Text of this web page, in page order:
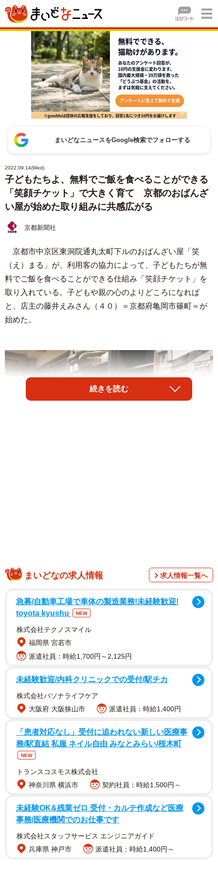
まいどなニュースをGoogle検索でフォローする
2022.09.14(Wed)
子どもたちよ、無料でご飯を食べることができる
「笑顔チケット」で大きく育て 京都のおばんざ
い屋が始めた取り組みに共感広がる
京都新聞社
京都市中京区東洞院通丸太町下ルのおばんざい屋「笑
（え）まる」が、利用客の協力によって、子どもたちが無
料でご飯を食べることができる仕組み「笑顔チケット」を
取り入れている。子どもや親の心のよりどころになれば
と、店主の藤井えみさん（４０）＝京都府亀岡市篠町＝が
始めた。
家で独りでご飯を食べるのが寂しい、何らかの理由でご
飯が食べられないなど、さまざまな事情を抱えた子どもた
ちにご飯を食べてもらいたいと３月下旬に始めた。趣旨に
賛同した利用客が食事とは別に１枚３００円でチケットを
購入し、店内にある壁のボードにチケットを貼る。子ども
は来店時、チケットを取って差し出すと食事ができる仕組
みだ。奈良県橿原市にあるカレー店の取り組みを藤井さん
が知り、承諾を得て取り入れた。
虐待で子どもが亡くなるニュースが相次ぐ中、経営塾で
の学びを通して、心のよりどころとなる場所を作りたいと
考えたのがきっかけ。今年２月の１カ月間、子ども対象の
１００円ランチを実施。店の壁に、同じ亀岡市在住の日本
続きを読む
まいどなの求人情報 求人情報一覧へ
急募/自動車工場で車体の製造業務!未経験歓迎!
toyota kyushu
NEW
株式会社テクノスマイル
福岡県 宮若市
派遣社員：時給1,700円～2,125円
未経験歓迎/内科クリニックでの受付/駅チカ
株式会社パソナライフケア
大阪府 大阪狭山市
派遣社員：時給1,400円
「患者対応なし」受付に追われない新しい医療事
務/駅直結 私服 ネイル自由 みなとみらい/桜木町
NEW
トランスコスモス株式会社
神奈川県 横浜市
契約社員：時給1,500円～
未経験OK&残業ゼロ 受付・カルテ作成など医療
事務/医療機関でのお仕事です
株式会社スタッフサービス エンジニアガイド
兵庫県 神戸市
派遣社員：時給1,400円～